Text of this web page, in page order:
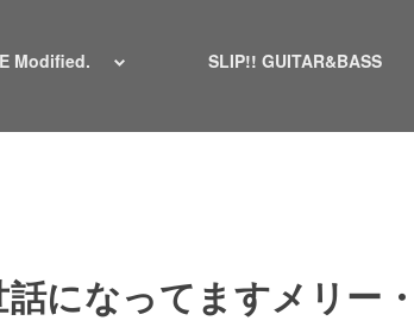
Modified. SLIP!! GUITAR&BASS
になってますメリー